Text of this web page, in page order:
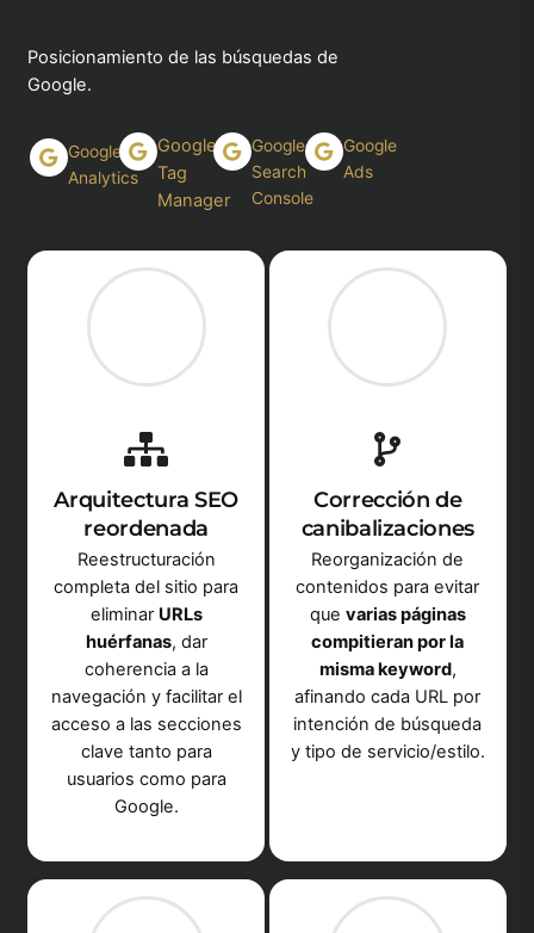
Posicionamiento de las búsquedas de
Google.
Google
Analytics
Google
Tag
Manager
Google
Search
Console
Google
Ads
Arquitectura SEO
reordenada
Reestructuración
completa del sitio para
eliminar URLs
huérfanas, dar
coherencia a la
navegación y facilitar el
acceso a las secciones
clave tanto para
usuarios como para
Google.
Corrección de
canibalizaciones
Reorganización de
contenidos para evitar
que varias páginas
compitieran por la
misma keyword,
afinando cada URL por
intención de búsqueda
y tipo de servicio/estilo.